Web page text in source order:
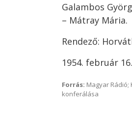
Galambos
– Mátray Mária.
Rendező:
1954. február
Forrás: Magyar
konferálása